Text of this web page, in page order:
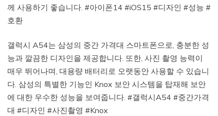
께 사용하기 좋습니다. #아이폰14 #iOS15 #디자인 #성능 #
호환
갤럭시 A54는 삼성의 중간 가격대 스마트폰으로, 충분한 성
능과 깔끔한 디자인을 제공합니다. 또한, 사진 촬영 능력이
매우 뛰어나며, 대용량 배터리로 오랫동안 사용할 수 있습니
다. 삼성의 특별한 기능인 Knox 보안 시스템을 탑재해 보안
에 대한 우수한 성능을 보여줍니다. #갤럭시A54 #중간가격
대 #디자인 #사진촬영 #Knox